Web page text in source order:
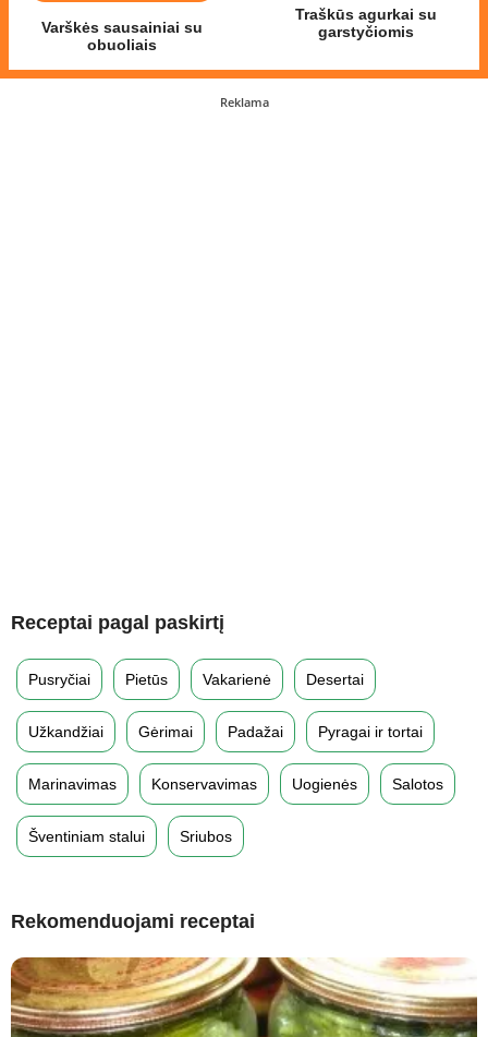
Varškės sausainiai su
obuoliais
Traškūs agurkai su
garstyčiomis
Reklama
Receptai pagal paskirtį
Pusryčiai Pietūs Vakarienė Desertai
Užkandžiai Gėrimai Padažai Pyragai ir tortai
Marinavimas Konservavimas Uogienės Salotos
Šventiniam stalui Sriubos
Rekomenduojami receptai